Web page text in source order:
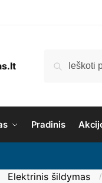
Pradinis
Elektrinis šildymas /